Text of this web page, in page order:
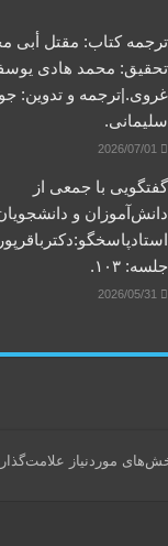
ترجمه کتاب: مقتل أبی
تحقیق: محمد هادی
غروی.|ترجمه و تدوین:
سلیمانی.
2026/07/01
گفتگویی‌ با جمعی‌ از
دانش‌آموزان‌ و
جلسه: ۱۰۳.
2026/05/31
موردنیاز